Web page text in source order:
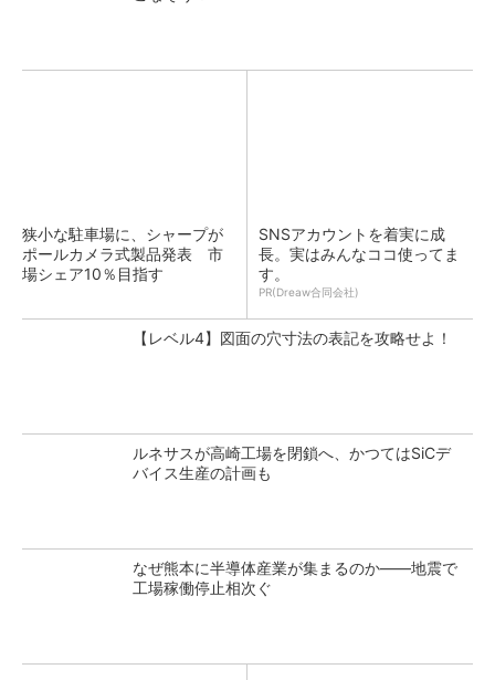
狭小な駐車場に、シャープが
ポールカメラ式製品発表 市
場シェア10％目指す
SNSアカウントを着実に成
長。実はみんなココ使ってま
す。
PR(Dreaw合同会社)
【レベル4】図面の穴寸法の表記を攻略せよ！
ルネサスが高崎工場を閉鎖へ、かつてはSiCデ
バイス生産の計画も
なぜ熊本に半導体産業が集まるのか――地震で
工場稼働停止相次ぐ